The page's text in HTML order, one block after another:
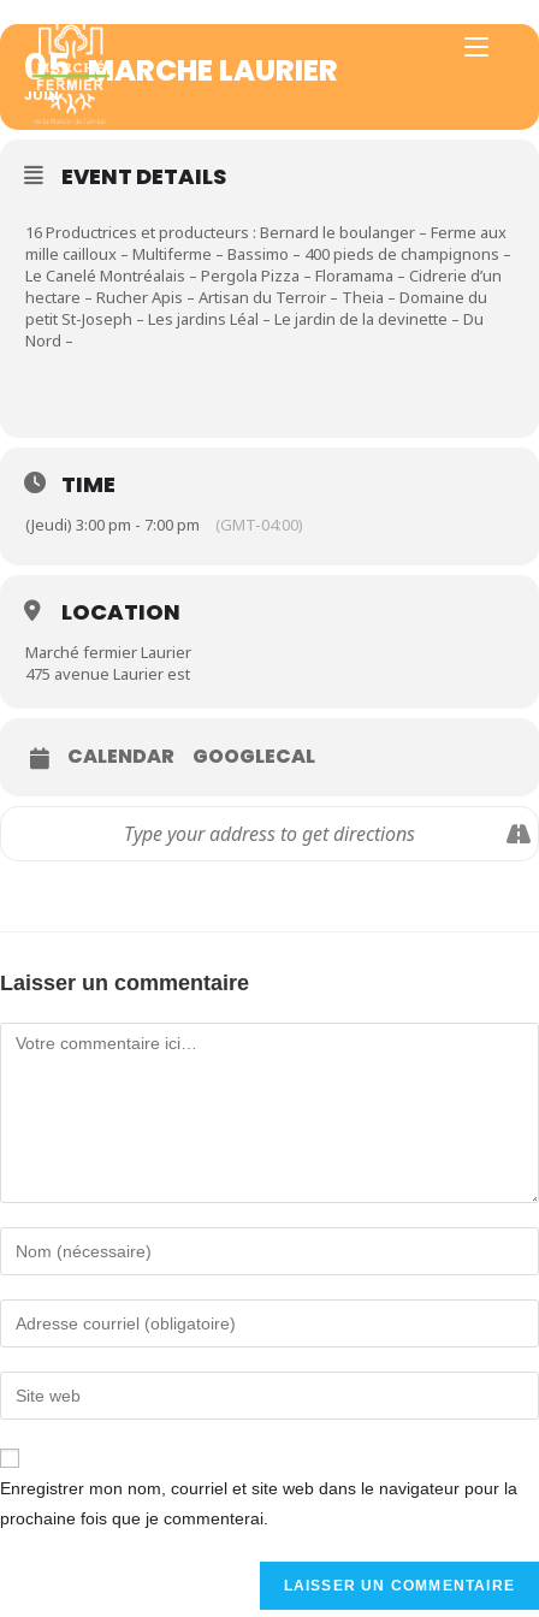
05
JUIN
MARCHE LAURIER
EVENT DETAILS
16 Productrices et producteurs : Bernard le boulanger – Ferme aux
mille cailloux – Multiferme – Bassimo – 400 pieds de champignons –
Le Canelé Montréalais – Pergola Pizza – Floramama – Cidrerie d’un
hectare – Rucher Apis – Artisan du Terroir – Theia – Domaine du
petit St-Joseph – Les jardins Léal – Le jardin de la devinette – Du
Nord –
TIME
(Jeudi) 3:00 pm - 7:00 pm (GMT-04:00)
LOCATION
Marché fermier Laurier
475 avenue Laurier est
CALENDAR GOOGLECAL
Laisser un commentaire
Enregistrer mon nom, courriel et site web dans le navigateur pour la
prochaine fois que je commenterai.